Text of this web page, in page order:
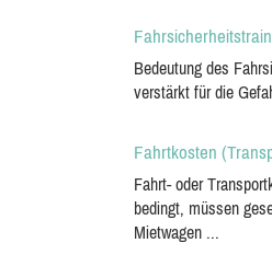
Bedeutung des
verstärkt für die
Fahrtkosten
Fahrt- oder
bedingt, müssen
Mietwagen ...